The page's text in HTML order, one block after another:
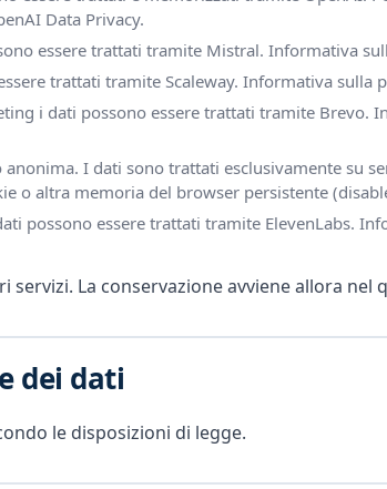
Data Privacy.
essere trattati tramite Mistral. Informativa
trattati tramite Scaleway. Informativa sulla
i dati possono essere trattati tramite Brevo.
I dati sono trattati esclusivamente su
o altra memoria del browser persistente
possono essere trattati tramite ElevenLabs.
La conservazione avviene allora
dei dati
le disposizioni di legge.